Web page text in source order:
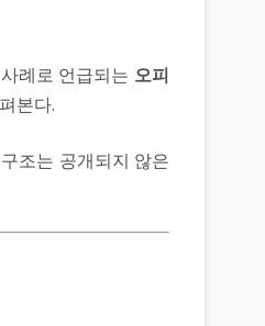
례로 언급되는 오피
본다.
조는 공개되지 않은